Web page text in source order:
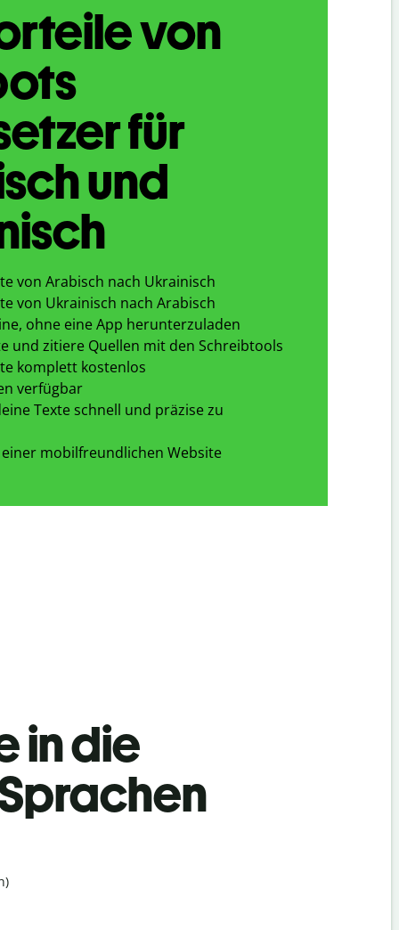
von
für
und
von Arabisch nach Ukrainisch
von Ukrainisch nach Arabisch
ohne eine App herunterzuladen
und zitiere Quellen mit den Schreibtools
komplett kostenlos
verfügbar
Texte schnell und präzise zu
mobilfreundlichen Website
in die